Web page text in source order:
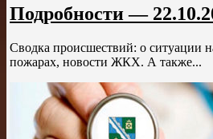
Подробности —
Сводка происшествий: о ситуации
пожарах, новости ЖКХ. А также...